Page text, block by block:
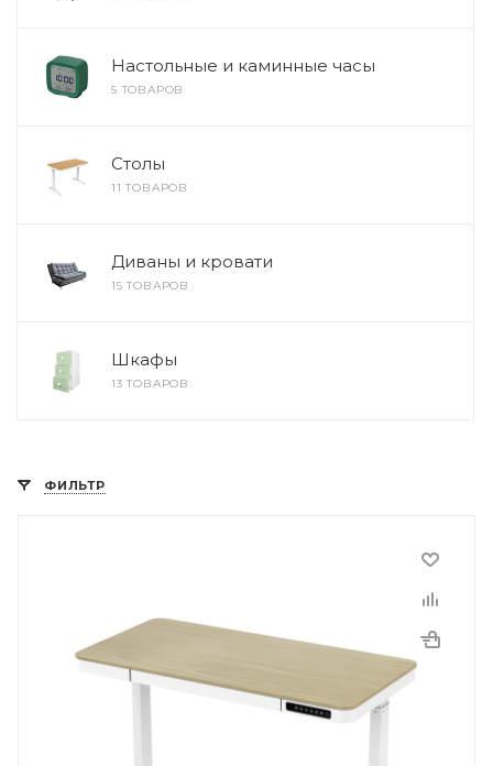
Настольные и каминные часы
5 ТОВАРОВ
Столы
11 ТОВАРОВ
Диваны и кровати
15 ТОВАРОВ
Шкафы
13 ТОВАРОВ
ФИЛЬТР